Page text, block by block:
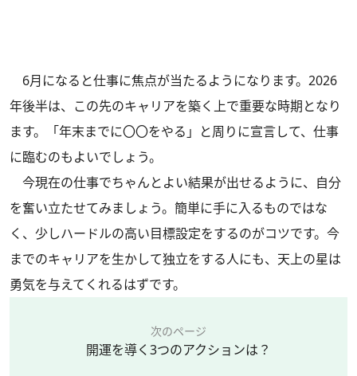
6月になると仕事に焦点が当たるようになります。2026
年後半は、この先のキャリアを築く上で重要な時期となり
ます。「年末までに〇〇をやる」と周りに宣言して、仕事
に臨むのもよいでしょう。
今現在の仕事でちゃんとよい結果が出せるように、自分
を奮い立たせてみましょう。簡単に手に入るものではな
く、少しハードルの高い目標設定をするのがコツです。今
までのキャリアを生かして独立をする人にも、天上の星は
勇気を与えてくれるはずです。
次のページ
開運を導く3つのアクションは？